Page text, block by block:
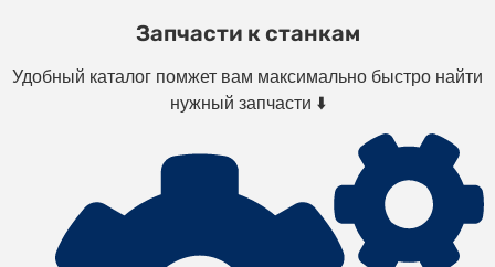
Запчасти к станкам
Удобный каталог помжет вам максимально быстро найти
нужный запчасти ⬇️